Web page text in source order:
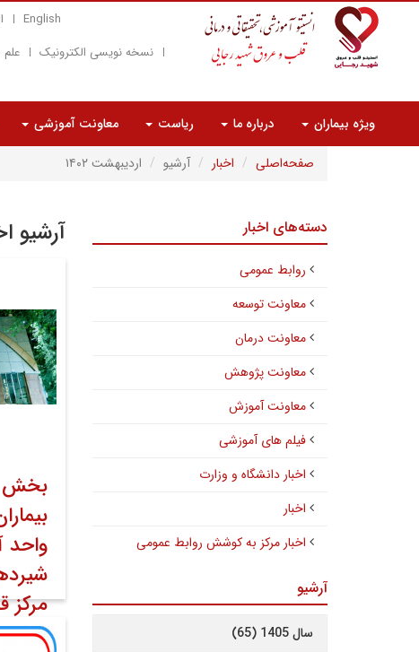
English
نسخه نویسی الکترونیک
ویژه بیماران درباره ما ریاست معاونت آموزشی
صفحه‌اصلی
اخبار آرشیو اردیبهشت ۱۴۰۲
آرشیو
بخش
واحد
مرکز
رجایی
دسته‌های اخبار
روابط عمومی
معاونت توسعه
معاونت درمان
معاونت پژوهش
معاونت آموزش
فیلم های آموزشی
اخبار دانشگاه و وزارت
اخبار
اخبار مرکز به کوشش روابط عمومی
آرشیو
سال 1405 (65)